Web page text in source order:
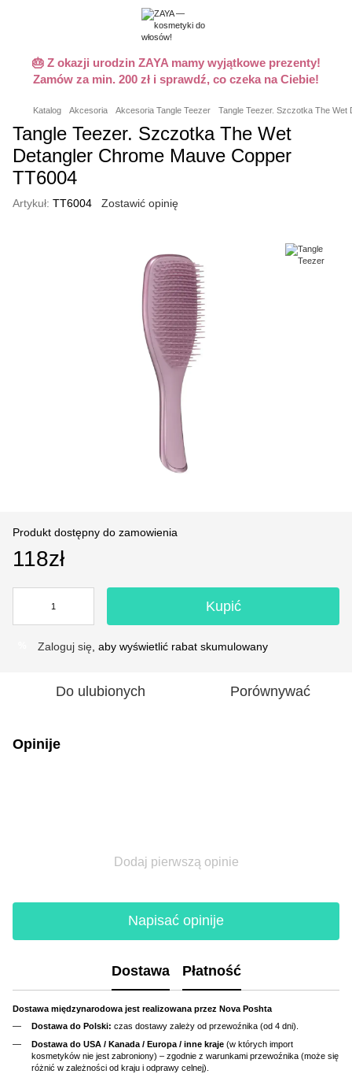
🎂 Z okazji urodzin ZAYA mamy wyjątkowe prezenty!
Zamów za min. 200 zł i sprawdź, co czeka na Ciebie!
Katalog Akcesoria Akcesoria Tangle Teezer Tangle Teezer. Szczotka The
Tangle Teezer. Szczotka The Wet
Detangler Chrome Mauve Copper
TT6004
Artykuł: TT6004 Zostawić opinię
Produkt dostępny do zamowienia
118zł
Kupić
Zaloguj się , aby wyświetlić rabat skumulowany
Do ulubionych Porównywać
Opinije
Dodaj pierwszą opinie
Napisać opinije
Dostawa Płatność
Dostawa międzynarodowa jest realizowana przez Nova Poshta
Dostawa do Polski: czas dostawy zależy od przewoźnika (od 4 dni).
Dostawa do USA / Kanada / Europa / inne kraje (w których import
kosmetyków nie jest zabroniony) – zgodnie z warunkami przewoźnika (może się
różnić w zależności od kraju i odprawy celnej).